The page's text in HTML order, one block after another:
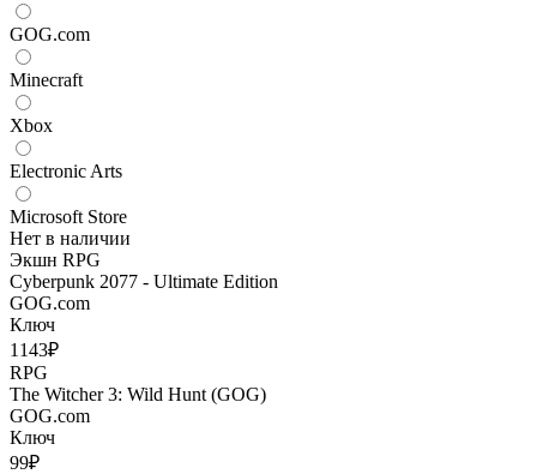
GOG.com
Minecraft
Xbox
Electronic Arts
Microsoft Store
Нет в наличии
Экшн RPG
Cyberpunk 2077 - Ultimate Edition
GOG.com
Ключ
1143₽
RPG
The Witcher 3: Wild Hunt (GOG)
GOG.com
Ключ
99₽